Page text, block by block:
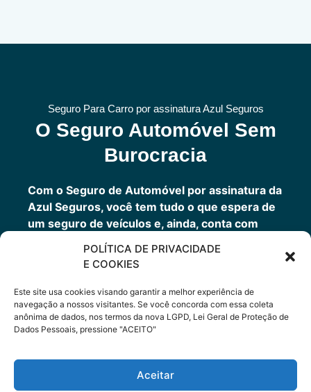
POLÍTICA DE PRIVACIDADE
E COOKIES
Este site usa cookies visando garantir a melhor experiência de
navegação a nossos visitantes. Se você concorda com essa coleta
anônima de dados, nos termos da nova LGPD, Lei Geral de Proteção de
Dados Pessoais, pressione "ACEITO"
Aceitar
Seguro Para Carro por assinatura Azul Seguros
O Seguro Automóvel Sem
Burocracia
Com o Seguro de Automóvel por assinatura da
Azul Seguros, você tem tudo o que espera de
um seguro de veículos e, ainda, conta com
outros benefícios disponíveis 24h.
Você tem um seguro completo com a garantia
Porto Seguro.